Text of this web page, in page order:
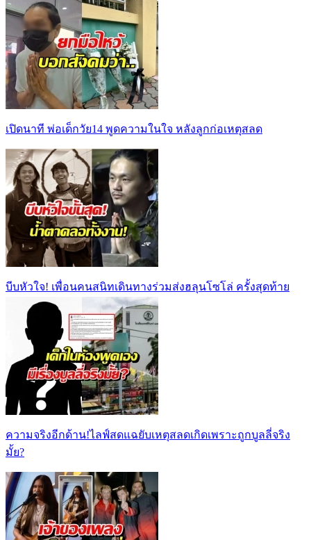
เปิดนาที พ่อเด็กวัย14 พูดความในใจ หลังลูกก่อเหตุสลด
บีบหัวใจ! เพื่อนคนสนิทเดินทางร่วมส่งฮลุนโซโล่ ครั้งสุดท้าย
ความจริงอีกด้าน!ไลฟ์สดแฉยับเหตุสลดเกิดเพราะถูกบูลลี่จริง
มั้ย?